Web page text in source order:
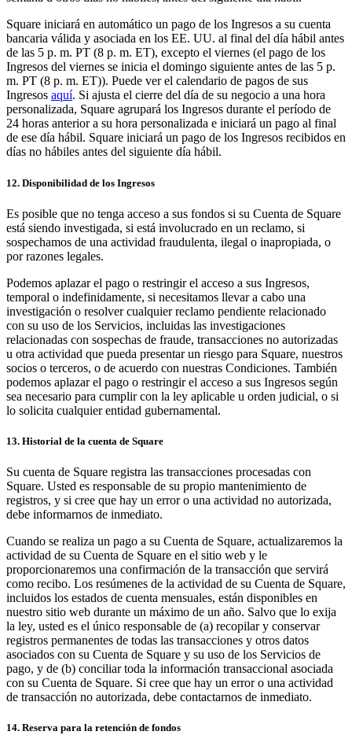
Square iniciará en automático un pago de los Ingresos a su cuenta
bancaria válida y asociada en los EE. UU. al final del día hábil antes
de las 5 p. m. PT (8 p. m. ET), excepto el viernes (el pago de los
Ingresos del viernes se inicia el domingo siguiente antes de las 5 p.
m. PT (8 p. m. ET)). Puede ver el calendario de pagos de sus
Ingresos aquí. Si ajusta el cierre del día de su negocio a una hora
personalizada, Square agrupará los Ingresos durante el período de
24 horas anterior a su hora personalizada e iniciará un pago al final
de ese día hábil. Square iniciará un pago de los Ingresos recibidos en
días no hábiles antes del siguiente día hábil.
12. Disponibilidad de los Ingresos
Es posible que no tenga acceso a sus fondos si su Cuenta de Square
está siendo investigada, si está involucrado en un reclamo, si
sospechamos de una actividad fraudulenta, ilegal o inapropiada, o
por razones legales.
Podemos aplazar el pago o restringir el acceso a sus Ingresos,
temporal o indefinidamente, si necesitamos llevar a cabo una
investigación o resolver cualquier reclamo pendiente relacionado
con su uso de los Servicios, incluidas las investigaciones
relacionadas con sospechas de fraude, transacciones no autorizadas
u otra actividad que pueda presentar un riesgo para Square, nuestros
socios o terceros, o de acuerdo con nuestras Condiciones. También
podemos aplazar el pago o restringir el acceso a sus Ingresos según
sea necesario para cumplir con la ley aplicable u orden judicial, o si
lo solicita cualquier entidad gubernamental.
13. Historial de la cuenta de Square
Su cuenta de Square registra las transacciones procesadas con
Square. Usted es responsable de su propio mantenimiento de
registros, y si cree que hay un error o una actividad no autorizada,
debe informarnos de inmediato.
Cuando se realiza un pago a su Cuenta de Square, actualizaremos la
actividad de su Cuenta de Square en el sitio web y le
proporcionaremos una confirmación de la transacción que servirá
como recibo. Los resúmenes de la actividad de su Cuenta de Square,
incluidos los estados de cuenta mensuales, están disponibles en
nuestro sitio web durante un máximo de un año. Salvo que lo exija
la ley, usted es el único responsable de (a) recopilar y conservar
registros permanentes de todas las transacciones y otros datos
asociados con su Cuenta de Square y su uso de los Servicios de
pago, y de (b) conciliar toda la información transaccional asociada
con su Cuenta de Square. Si cree que hay un error o una actividad
de transacción no autorizada, debe contactarnos de inmediato.
14. Reserva para la retención de fondos